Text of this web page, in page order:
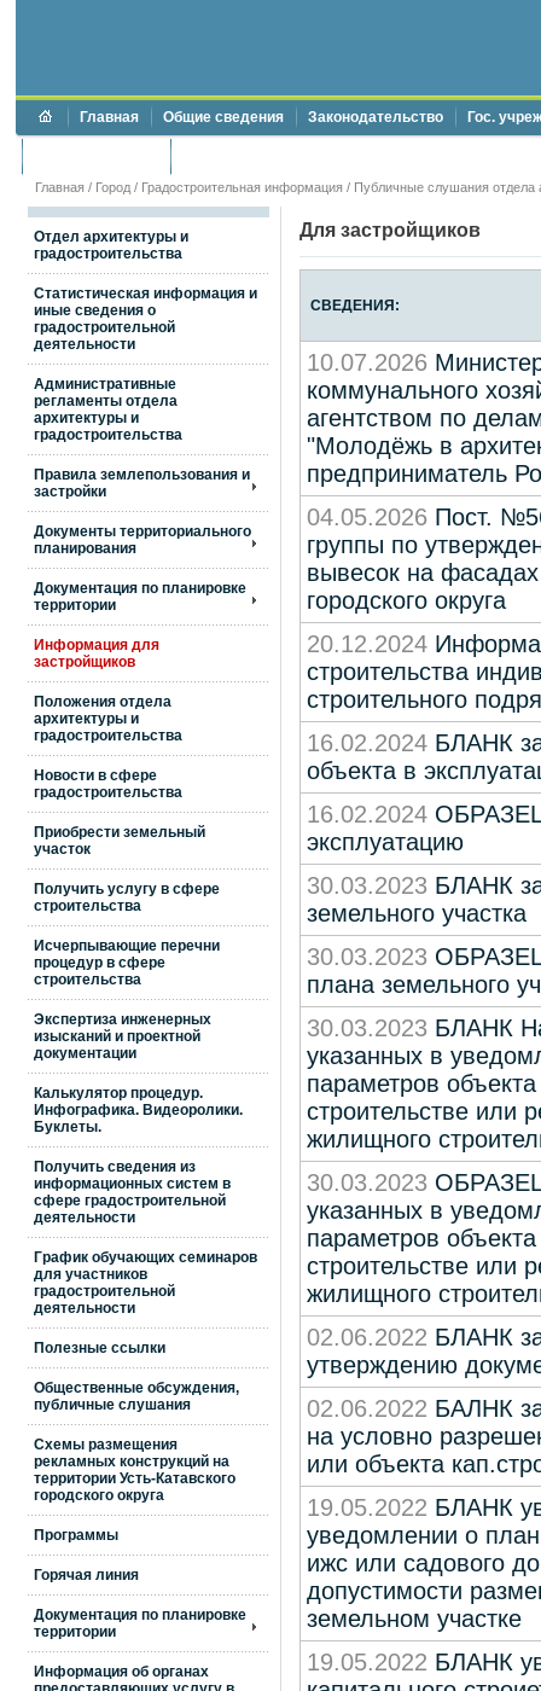
Главная Общие сведения Законодательство Гос.
Главная / Город / Градостроительная информация / Публичные слушания отдела
Отдел архитектуры и
градостроительства
Статистическая информация и
иные сведения о
градостроительной
деятельности
Административные
регламенты отдела
архитектуры и
градостроительства
Правила землепользования и
застройки
Документы территориального
планирования
Документация по планировке
территории
Информация для
застройщиков
Положения отдела
архитектуры и
градостроительства
Новости в сфере
градостроительства
Приобрести земельный
участок
Получить услугу в сфере
строительства
Исчерпывающие перечни
процедур в сфере
строительства
Экспертиза инженерных
изысканий и проектной
документации
Калькулятор процедур.
Инфографика. Видеоролики.
Буклеты.
Получить сведения из
информационных систем в
сфере градостроительной
деятельности
График обучающих семинаров
для участников
градостроительной
деятельности
Полезные ссылки
Общественные обсуждения,
публичные слушания
Схемы размещения
рекламных конструкций на
территории Усть-Катавского
городского округа
Программы
Горячая линия
Документация по планировке
территории
Информация об органах
Для застройщиков
СВЕДЕНИЯ:
10.07.2026
коммунального
агентством по
"Молодёжь в
предприниматель
04.05.2026 Пост.
группы по
вывесок на фасадах
городского округа
20.12.2024
строительства
строительного
16.02.2024 БЛАНК
объекта в
16.02.2024 ОБРАЗЕЦ
эксплуатацию
30.03.2023 БЛАНК
земельного участка
30.03.2023 ОБРАЗЕЦ
плана земельного
30.03.2023 БЛАНК
указанных в
параметров
строительстве или
жилищного
30.03.2023 ОБРАЗЕЦ
указанных в
параметров
строительстве или
жилищного
02.06.2022 БЛАНК
утверждению
02.06.2022 БАЛНК
на условно
или объекта
19.05.2022 БЛАНК
уведомлении о
ижс или садового
допустимости
земельном участке
19.05.2022 БЛАНК